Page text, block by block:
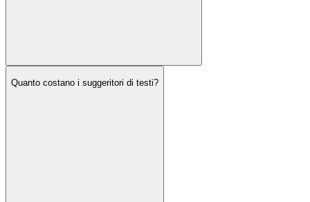
Quanto costano i suggeritori di testi?